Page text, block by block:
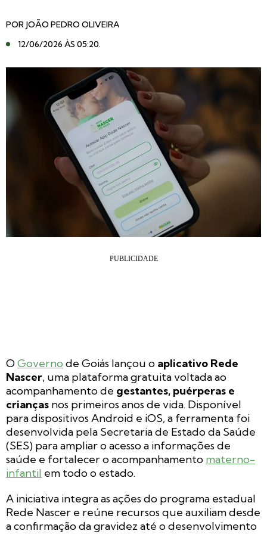
POR JOÃO PEDRO OLIVEIRA
12/06/2026 ÀS 05:20.
OGoverno de Goiás lançou o aplicativo Rede
Nascer, uma plataforma gratuita voltada ao
acompanhamento de gestantes, puérperas e
crianças nos primeiros anos de vida. Disponível
para dispositivos Android e iOS, a ferramenta foi
desenvolvida pela Secretaria de Estado da Saúde
(SES) para ampliar o acesso a informações de
saúde e fortalecer o acompanhamento materno-
infantil em todo o estado.
A iniciativa integra as ações do programa estadual
Rede Nascer e reúne recursos que auxiliam desde
a confirmação da gravidez até o desenvolvimento